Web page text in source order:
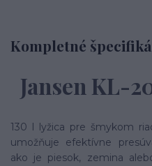
Kompletné
Jansen KL-
130 l lyžica pre šmykom
umožňuje efektívne
ako je piesok, zemina